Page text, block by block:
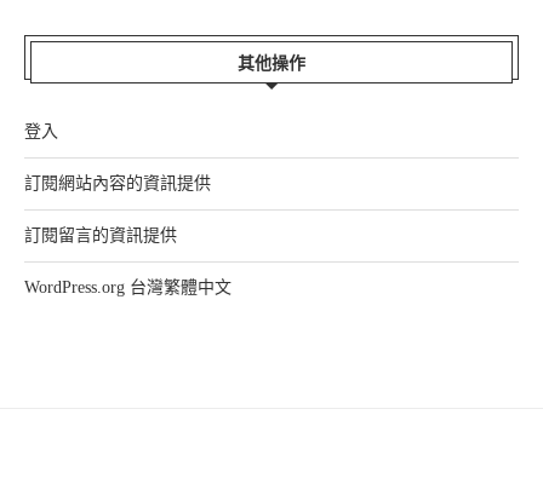
其他操作
登入
訂閱網站內容的資訊提供
訂閱留言的資訊提供
WordPress.org 台灣繁體中文